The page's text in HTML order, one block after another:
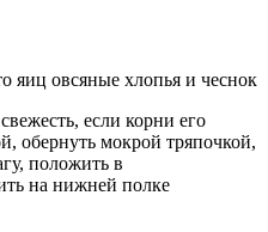
яиц овсяные хлопья и чеснок
если корни его
обернуть мокрой тряпочкой,
положить в
на нижней полке